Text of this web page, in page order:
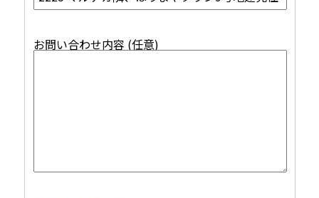
お問い合わせ内容 (任意)